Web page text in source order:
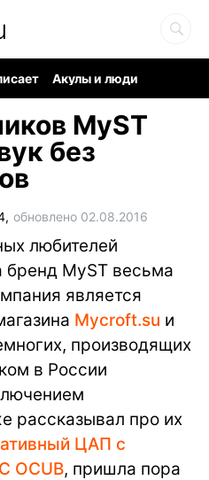
Акулы и люди
MyST
без
обновлено 02.08.2016
любителей
бренд MyST весьма
является
Mycroft.su и
производящих
в России
рассказывал про их
ЦАП с
OCUB, пришла пора